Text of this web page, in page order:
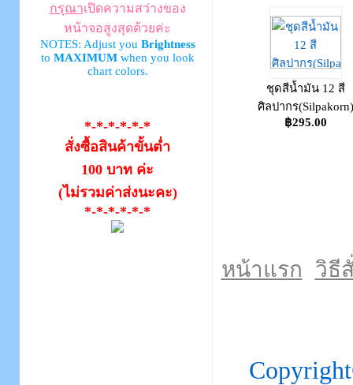
กรุณาเปิดความสว่างของ
หน้าจอสูงสุดด้วยค่ะ
NOTES: Adjust you Brightness
to MAXIMUMwhen you look
chart colors.
*-*-*-*-*-*
สั่งซื้อสินค้าขั้นต่ำ
100 บาท ค่ะ
(ไม่รวมค่าส่งนะคะ)
*-*-*-*-*-*
ชุดสีน้ำมัน 12 สี
ศิลปากร(Silpakorn)
฿295.00
หน้าแรก วิธี